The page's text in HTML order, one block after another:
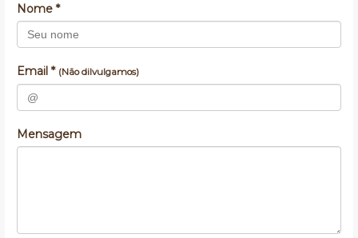
Nome *
Email * (Não dilvulgamos)
Mensagem